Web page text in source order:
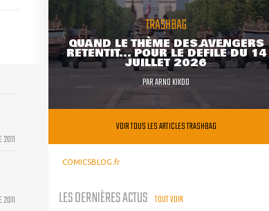
TRASHBAG
QUAND LE THÈME DES AVENGERS
RETENTIT... POUR LE DÉFILÉ DU 14
JUILLET 2026
PARARNO KIKOO
VOIR TOUS LES ARTICLES TRASHBAG
COMICSBLOG.fr
LES DERNIÈRES ACTUS TOUT VOIR